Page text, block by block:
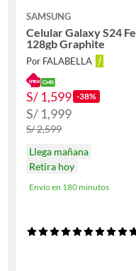
SAMSUNG
Celular Galaxy S24 Fe
128gb Graphite
Por FALABELLA
S/ 1,599 -38%
S/ 1,999
S/ 2,599
Llega mañana
Retira hoy
Envío en 180 minutos